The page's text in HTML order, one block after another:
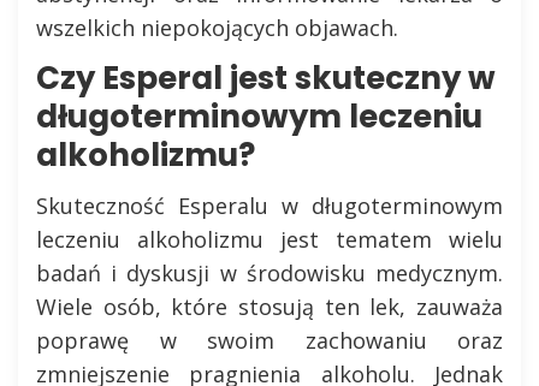
wszelkich niepokojących objawach.
Czy Esperal jest skuteczny w
długoterminowym leczeniu
alkoholizmu?
Skuteczność Esperalu w długoterminowym
leczeniu alkoholizmu jest tematem wielu
badań i dyskusji w środowisku medycznym.
Wiele osób, które stosują ten lek, zauważa
poprawę w swoim zachowaniu oraz
zmniejszenie pragnienia alkoholu. Jednak